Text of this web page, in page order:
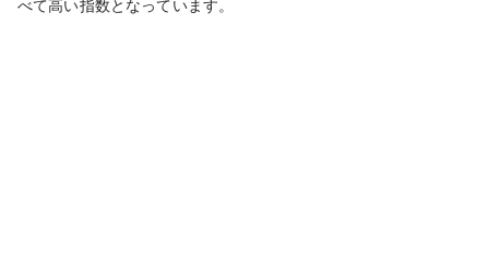
べて高い指数となっています。